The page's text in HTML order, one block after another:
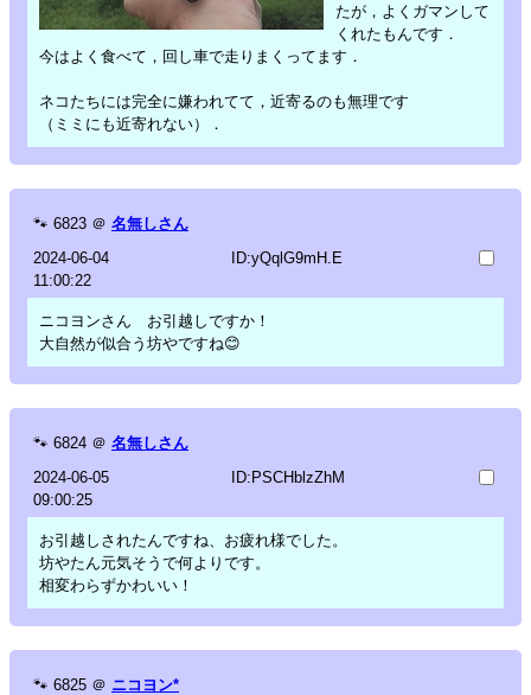
たが，よくガマンして
くれたもんです．
今はよく食べて，回し車で走りまくってます．
ネコたちには完全に嫌われてて，近寄るのも無理です
（ミミにも近寄れない）．
🐾 6823 ＠ 名無しさん
2024-06-04
11:00:22
ID:yQqlG9mH.E
ニコヨンさん お引越しですか！
大自然が似合う坊やですね😊
🐾 6824 ＠ 名無しさん
2024-06-05
09:00:25
ID:PSCHblzZhM
お引越しされたんですね、お疲れ様でした。
坊やたん元気そうで何よりです。
相変わらずかわいい！
🐾 6825 ＠ ニコヨン*